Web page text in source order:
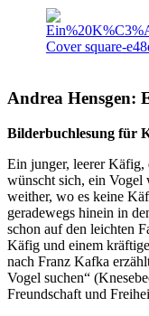
Andrea Hensgen:
Bilderbuchlesung für
Ein junger, leerer
wünscht sich, ein
weither, wo es keine
geradewegs hinein in
schon auf den leichten
Käfig und einem
nach Franz Kafka
Vogel suchen“
Freundschaft und